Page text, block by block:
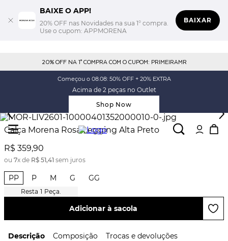
BAIXE O APP!
20% OFF nas Novidades na sua 1° compra.
Use o cupom: APPMORENA
BAIXAR
20% OFF NA 1° COMPRA COM O CUPOM: PRIMEIRAMR
Começou o 08.08: 50% OFF + 20% EXTRA
Acima de 2 peças no Outlet
Shop Now
Calça Morena Rosa Legging Alta Preto
R$ 359,90
ou 7x de R$ 51,41 sem juros
PP P M G GG
1 Peça.
Adicionar à sacola
Descrição Composição Trocas e devoluções